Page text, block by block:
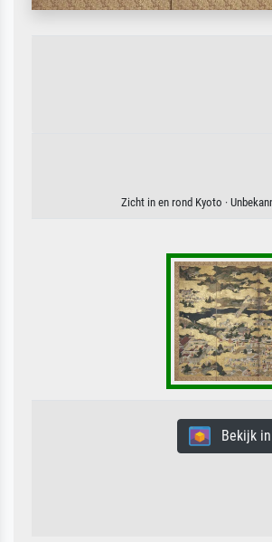
Zicht in en rond Kyoto ·
Bekijk in